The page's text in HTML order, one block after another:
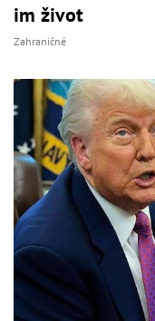
im život
Zahraničné